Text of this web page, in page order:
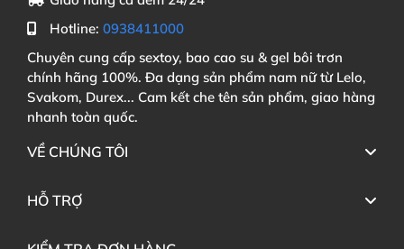
Hotline: 0938411000
Chuyên cung cấp sextoy, bao cao su & gel bôi trơn
chính hãng 100%. Đa dạng sản phẩm nam nữ từ Lelo,
Svakom, Durex... Cam kết che tên sản phẩm, giao hàng
nhanh toàn quốc.
VỀ CHÚNG TÔI
HỖ TRỢ